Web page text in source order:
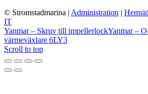
© Stromstadmarina | Administration |
IT
Yanmar – Skruv till impellerlockYanmar –
värmeväxlare 6LY3
Scroll to top